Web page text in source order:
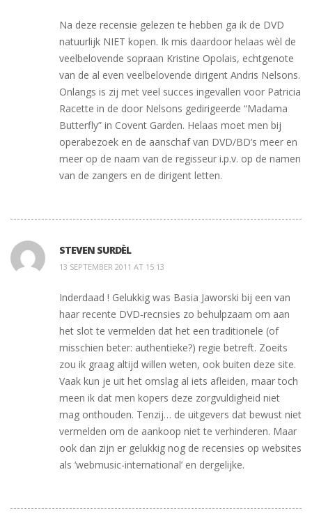
Na deze recensie gelezen te hebben ga ik de DVD
natuurlijk NIET kopen. Ik mis daardoor helaas wèl de
veelbelovende sopraan Kristine Opolais, echtgenote
van de al even veelbelovende dirigent Andris Nelsons.
Onlangs is zij met veel succes ingevallen voor Patricia
Racette in de door Nelsons gedirigeerde “Madama
Butterfly” in Covent Garden. Helaas moet men bij
operabezoek en de aanschaf van DVD/BD’s meer en
meer op de naam van de regisseur i.p.v. op de namen
van de zangers en de dirigent letten.
STEVEN SURDÈL
13 SEPTEMBER 2011 AT 15:13
Inderdaad ! Gelukkig was Basia Jaworski bij een van
haar recente DVD-recnsies zo behulpzaam om aan
het slot te vermelden dat het een traditionele (of
misschien beter: authentieke?) regie betreft. Zoeits
zou ik graag altijd willen weten, ook buiten deze site.
Vaak kun je uit het omslag al iets afleiden, maar toch
meen ik dat men kopers deze zorgvuldigheid niet
mag onthouden. Tenzij… de uitgevers dat bewust niet
vermelden om de aankoop niet te verhinderen. Maar
ook dan zijn er gelukkig nog de recensies op websites
als ‘webmusic-international’ en dergelijke.